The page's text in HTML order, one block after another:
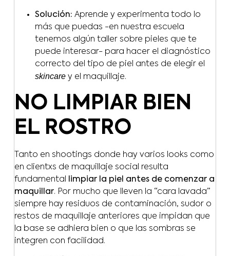
Solución: Aprende y experimenta todo lo
más que puedas -en nuestra escuela
tenemos algún taller sobre pieles que te
puede interesar- para hacer el diagnóstico
correcto del tipo de piel antes de elegir el
skincarey el maquillaje.
NO LIMPIAR BIEN
EL ROSTRO
Tanto en shootings donde hay varios looks como
en clientxs de maquillaje social resulta
fundamental
limpiar la piel antes de comenzar a
maquillar. Por mucho que lleven la “cara lavada”
siempre hay residuos de contaminación, sudor o
restos de maquillaje anteriores que impidan que
la base se adhiera bien o que las sombras se
integren con facilidad.